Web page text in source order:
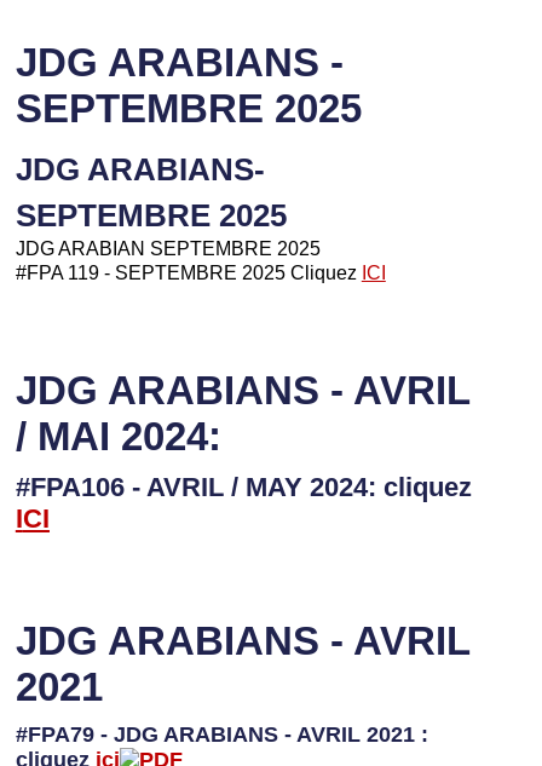
JDG ARABIANS -
SEPTEMBRE 2025
JDG ARABIANS-
SEPTEMBRE 2025
JDG ARABIAN SEPTEMBRE 2025
#FPA 119 - SEPTEMBRE 2025 Cliquez ICI
JDG ARABIANS - AVRIL
/ MAI 2024:
#FPA106 - AVRIL / MAY 2024: cliquez
ICI
JDG ARABIANS - AVRIL
2021
#FPA79 - JDG ARABIANS - AVRIL 2021 :
cliquez ici